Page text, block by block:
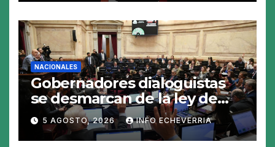
NACIONALES
Gobernadores dialoguistas
se desmarcan de la ley de
Tierras y ponen en jaque su
tratamiento en el Senado
5 AGOSTO, 2026 INFO ECHEVERRIA